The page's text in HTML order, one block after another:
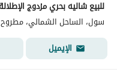
سول، الساحل الشمالي، مطروح
الإيميل